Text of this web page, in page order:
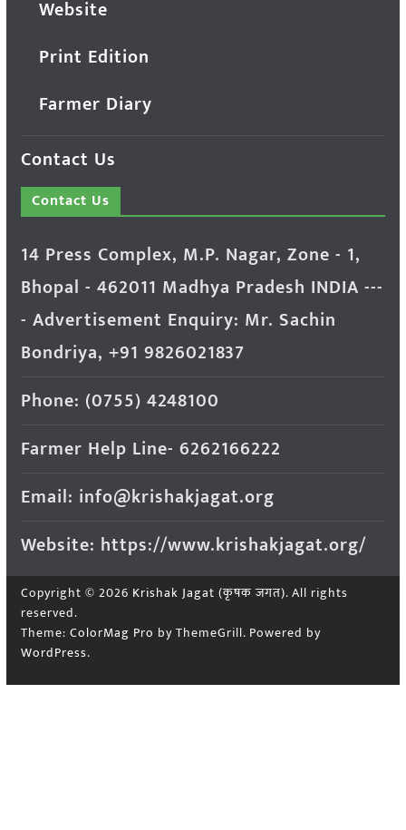
Website
Print Edition
Farmer Diary
Contact Us
Contact Us
14 Press Complex, M.P. Nagar, Zone - 1,
Bhopal - 462011 Madhya Pradesh INDIA ---
- Advertisement Enquiry: Mr. Sachin
Bondriya, +91 9826021837
Phone: (0755) 4248100
Farmer Help Line- 6262166222
Email: info@krishakjagat.org
Website: https://www.krishakjagat.org/
Copyright © 2026 Krishak Jagat (कृषक जगत). All rights
reserved.
Theme: ColorMag Pro by ThemeGrill. Powered by
WordPress.